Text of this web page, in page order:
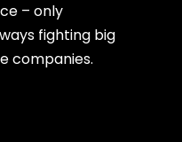
– only
fighting big
companies.